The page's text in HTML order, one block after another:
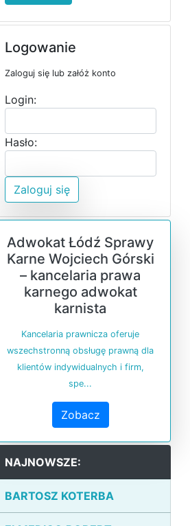
Logowanie
Zaloguj się lub załóż konto
Login:
Hasło:
Zaloguj się
Adwokat Łódź Sprawy
Karne Wojciech Górski
– kancelaria prawa
karnego adwokat
karnista
Kancelaria prawnicza oferuje
wszechstronną obsługę prawną dla
klientów indywidualnych i firm,
spe...
Zobacz
NAJNOWSZE:
BARTOSZ KOTERBA